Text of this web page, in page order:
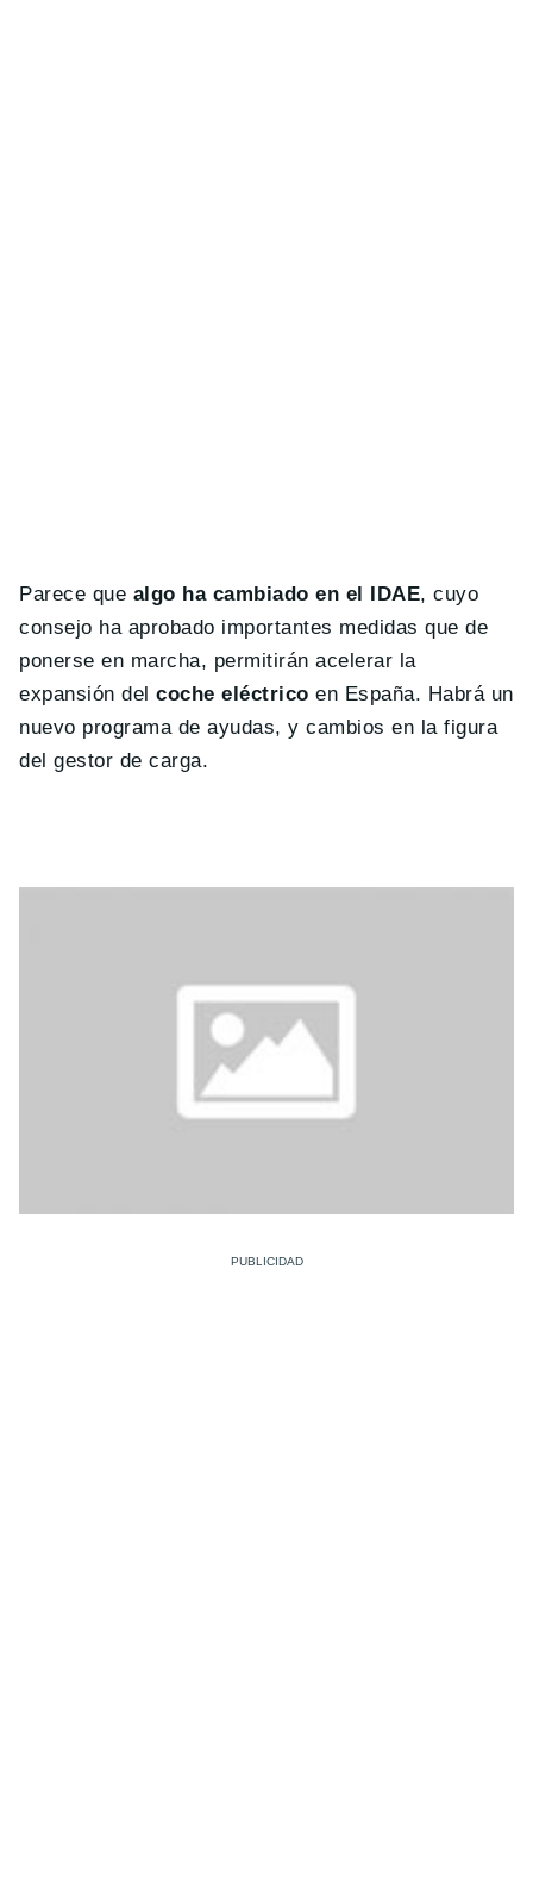
Parece que algo ha cambiado en el IDAE, cuyo
consejo ha aprobado importantes medidas que de
ponerse en marcha, permitirán acelerar la
expansión delcoche eléctrico en España. Habrá un
nuevo programa de ayudas, y cambios en la figura
del gestor de carga.